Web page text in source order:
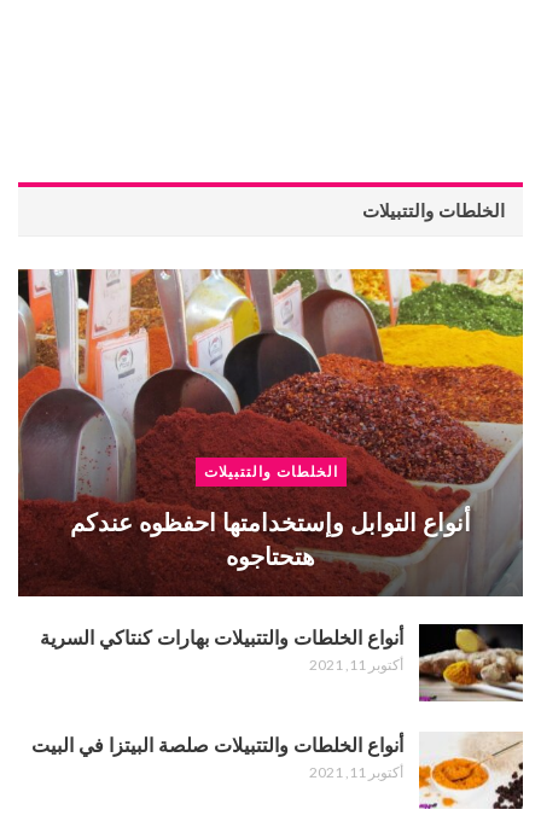
الخلطات والتتبيلات
الخلطات والتتبيلات
أنواع التوابل وإستخدامتها احفظوه عندكم
هتحتاجوه
أنواع الخلطات والتتبيلات بهارات كنتاكي السرية
أكتوبر 11, 2021
أنواع الخلطات والتتبيلات صلصة البيتزا في البيت
أكتوبر 11, 2021